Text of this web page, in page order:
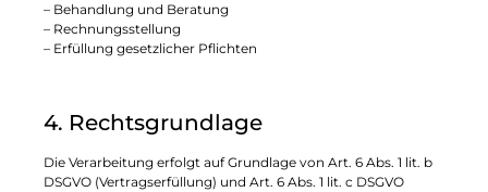
– Behandlung und Beratung
– Rechnungsstellung
– Erfüllung gesetzlicher Pflichten
4. Rechtsgrundlage
Die Verarbeitung erfolgt auf Grundlage von Art. 6 Abs. 1 lit. b
DSGVO (Vertragserfüllung) und Art. 6 Abs. 1 lit. c DSGVO